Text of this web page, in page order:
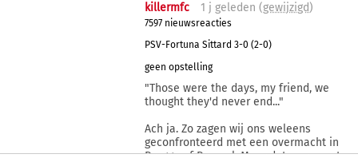
killermfc 1 j geleden (gewijzigd)
7597 nieuwsreacties
PSV-Fortuna Sittard 3-0 (2-0)
geen opstelling
"Those were the days, my friend, we
thought they'd never end..."
Ach ja. Zo zagen wij ons weleens
geconfronteerd met een overmacht in
Brugge of Brussel. Maar dat waren nota